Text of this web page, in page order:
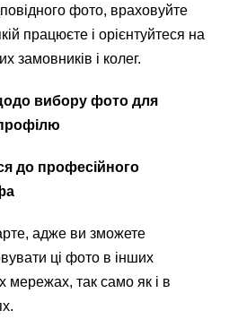
фото, враховуйте
працюєте і орієнтуйтеся на
замовників і колег.
вибору фото для
до професійного
адже ви зможете
ці фото в інших
мережах, так само як і в